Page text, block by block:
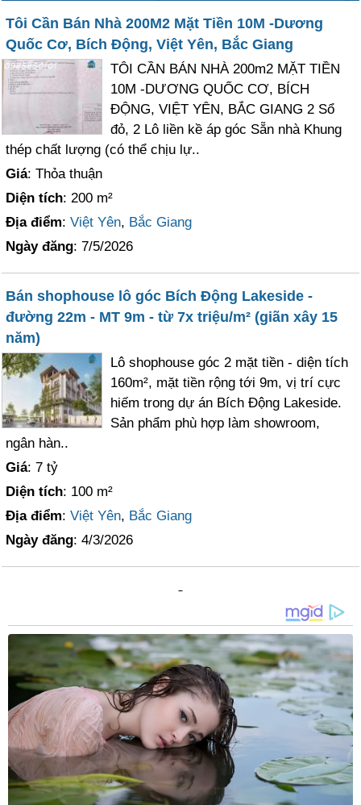
Tôi Cần Bán Nhà 200M2 Mặt Tiền 10M -Dương
Quốc Cơ, Bích Động, Việt Yên, Bắc Giang
TÔI CẦN BÁN NHÀ 200m2 MẶT TIỀN
10M -DƯƠNG QUỐC CƠ, BÍCH
ĐỘNG, VIỆT YÊN, BẮC GIANG 2 Sổ
đỏ, 2 Lô liền kề áp góc Sẵn nhà Khung
thép chất lượng (có thể chịu lự..
Giá: Thỏa thuận
Diện tích: 200 m²
Địa điểm:Việt Yên, Bắc Giang
Ngày đăng: 7/5/2026
Bán shophouse lô góc Bích Động Lakeside -
đường 22m - MT 9m - từ 7x triệu/m² (giãn xây 15
năm)
Lô shophouse góc 2 mặt tiền - diện tích
160m², mặt tiền rộng tới 9m, vị trí cực
hiếm trong dự án Bích Động Lakeside.
Sản phẩm phù hợp làm showroom,
ngân hàn..
Giá: 7 tỷ
Diện tích: 100 m²
Địa điểm:Việt Yên, Bắc Giang
Ngày đăng: 4/3/2026